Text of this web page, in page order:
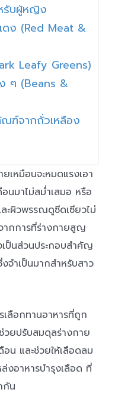
รับผู้หญิง
ดง (Red Meat &
Leafy Greens)
ๆ (Beans &
ณฑ์จากถั่วเหลือง
เหมือนจะหมดแรงเอา
นมาไม่สม่ำเสมอ หรือ
ะผิวพรรณดูซีดเซียวไม่
ากการที่ร่างกายสูญ
เป็นส่วนประกอบสำคัญ
จำเป็นมากสำหรับสาว
ลือกทานอาหารที่ถูก
วยปรับสมดุลร่างกาย
น และช่วยให้เลือดลม
งอาหารบำรุงเลือด ที่
กัน